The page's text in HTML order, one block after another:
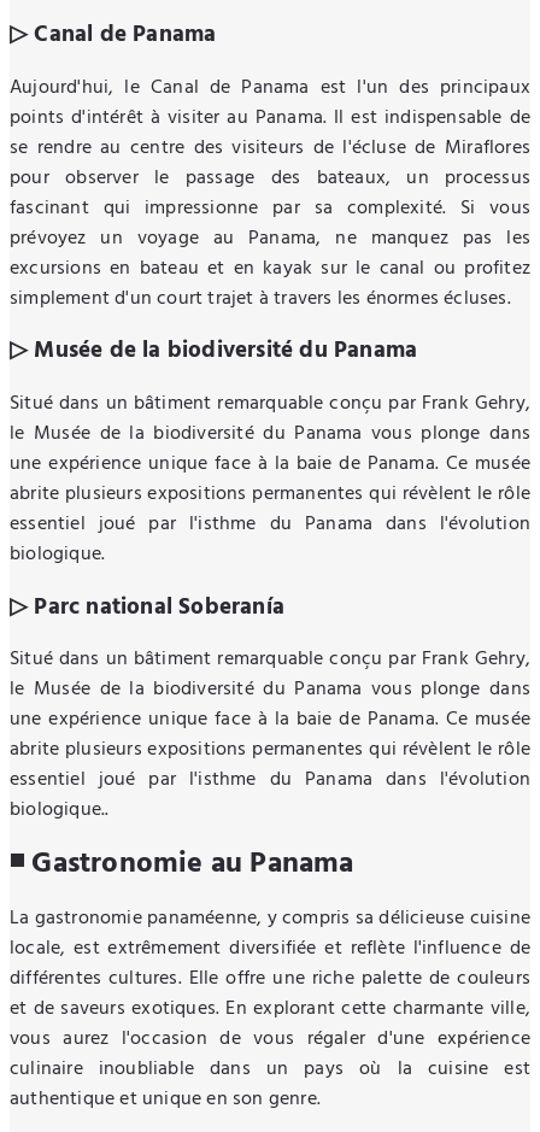
▷ Canal de Panama
Aujourd'hui, le Canal de Panama est l'un des principaux
points d'intérêt à visiter au Panama. Il est indispensable de
se rendre au centre des visiteurs de l'écluse de Miraflores
pour observer le passage des bateaux, un processus
fascinant qui impressionne par sa complexité. Si vous
prévoyez un voyage au Panama, ne manquez pas les
excursions en bateau et en kayak sur le canal ou profitez
simplement d'un court trajet à travers les énormes écluses.
▷ Musée de la biodiversité du Panama
Situé dans un bâtiment remarquable conçu par Frank Gehry,
le Musée de la biodiversité du Panama vous plonge dans
une expérience unique face à la baie de Panama. Ce musée
abrite plusieurs expositions permanentes qui révèlent le rôle
essentiel joué par l'isthme du Panama dans l'évolution
biologique.
▷ Parc national Soberanía
Situé dans un bâtiment remarquable conçu par Frank Gehry,
le Musée de la biodiversité du Panama vous plonge dans
une expérience unique face à la baie de Panama. Ce musée
abrite plusieurs expositions permanentes qui révèlent le rôle
essentiel joué par l'isthme du Panama dans l'évolution
biologique..
◾ Gastronomie au Panama
La gastronomie panaméenne, y compris sa délicieuse cuisine
locale, est extrêmement diversifiée et reflète l'influence de
différentes cultures. Elle offre une riche palette de couleurs
et de saveurs exotiques. En explorant cette charmante ville,
vous aurez l'occasion de vous régaler d'une expérience
culinaire inoubliable dans un pays où la cuisine est
authentique et unique en son genre.